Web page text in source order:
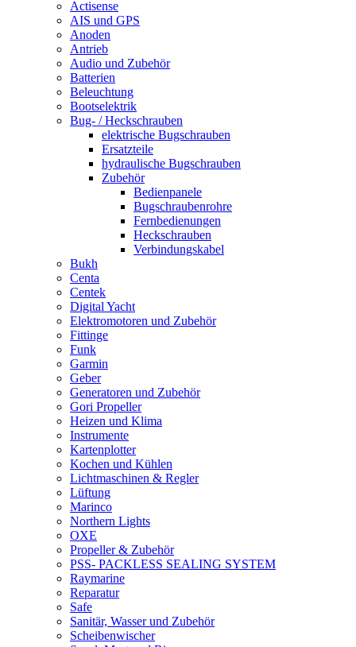
Actisense
AIS und GPS
Anoden
Antrieb
Audio und Zubehör
Batterien
Beleuchtung
Bootselektrik
Bug- / Heckschrauben
elektrische Bugschrauben
Ersatzteile
hydraulische Bugschrauben
Zubehör
Bedienpanele
Bugschraubenrohre
Fernbedienungen
Heckschrauben
Verbindungskabel
Bukh
Centa
Centek
Digital Yacht
Elektromotoren und Zubehör
Fittinge
Funk
Garmin
Geber
Generatoren und Zubehör
Gori Propeller
Heizen und Klima
Instrumente
Kartenplotter
Kochen und Kühlen
Lichtmaschinen & Regler
Lüftung
Marinco
Northern Lights
OXE
Propeller & Zubehör
PSS- PACKLESS SEALING SYSTEM
Raymarine
Reparatur
Safe
Sanitär, Wasser und Zubehör
Scheibenwischer